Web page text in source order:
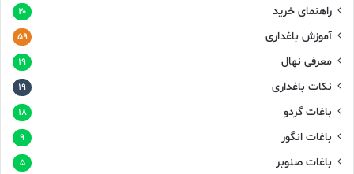
راهنمای خرید ۲۰
آموزش باغداری ۵۹
معرفی نهال ۱۹
نکات باغداری ۱۹
باغات گردو ۱۸
باغات انگور ۹
باغات صنوبر ۵